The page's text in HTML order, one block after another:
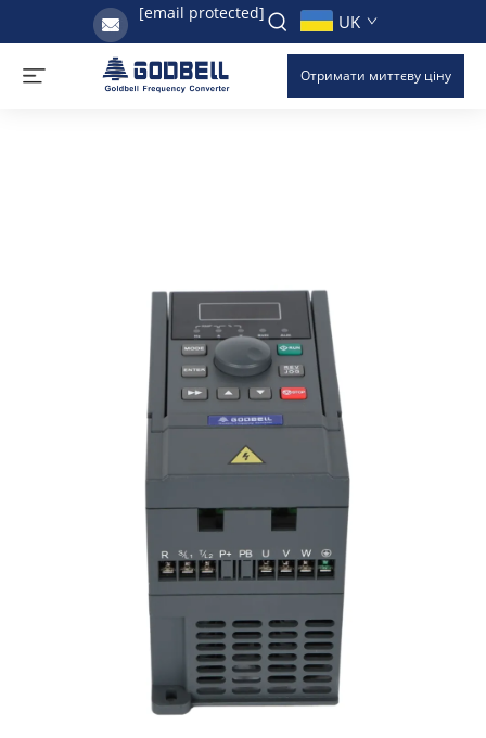
[email protected] UK
Отримати миттєву ціну